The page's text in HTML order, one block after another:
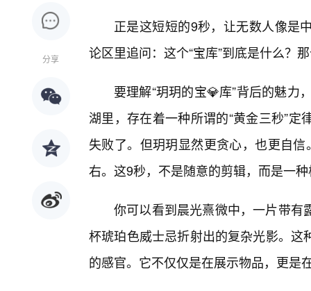
分享
正是这短短的9秒，让无数人像是
论区里追问：这个“宝库”到底是什么？
要理解“玥玥的宝💎库”背后的魅力
湖里，存在着一种所谓的“黄金三秒”
失败了。但玥玥显然更贪心，也更自
右。这9秒，不是随意的剪辑，而是一种
你可以看到晨光熹微中，一片带有
杯琥珀色威士忌折射出的复杂光影。
的感官。它不仅仅是在展示物品，更是